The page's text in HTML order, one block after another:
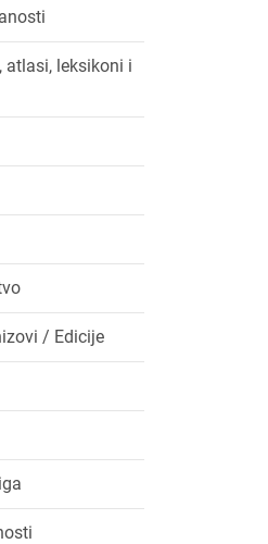
atlasi, leksikoni i
/ Edicije